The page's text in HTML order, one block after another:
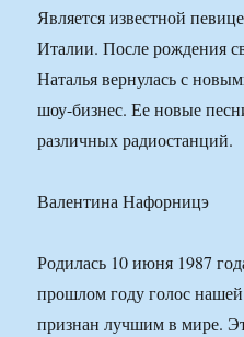
Является известной
Италии. После рождения
Наталья вернулась с
шоу-бизнес. Ее новые
различных радиостанций.
Валентина Нафорницэ
Родилась 10 июня 1987
прошлом году голос
признан лучшим в мире.